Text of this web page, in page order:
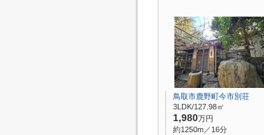
鳥取市鹿野町今市別荘
3LDK/127.98㎡
1,980万円
約1250m／16分